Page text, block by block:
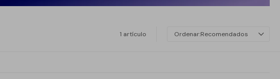
1 artículo Recomendados